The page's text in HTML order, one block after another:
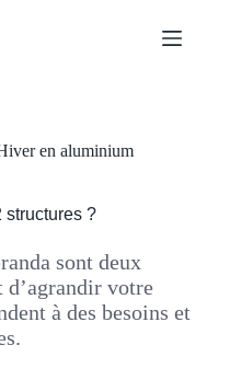
en aluminium
structures ?
sont deux
votre
à des besoins et